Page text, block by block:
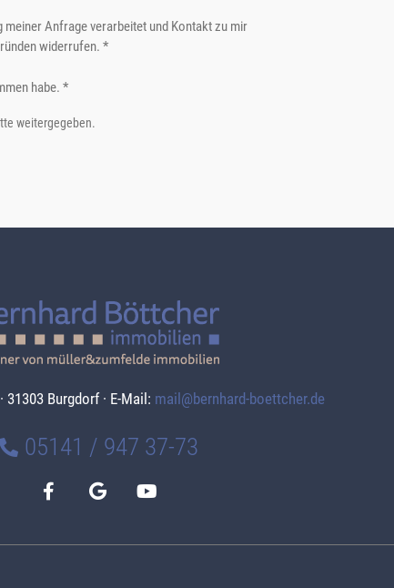
31303 Burgdorf · E-Mail: mail@bernhard-boettcher.de
05141 / 947 37-73
meiner Anfrage verarbeitet und Kontakt zu mir
widerrufen. *
habe. *
weitergegeben.